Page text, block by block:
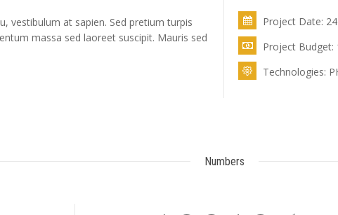
vestibulum at sapien. Sed pretium turpis
massa sed laoreet suscipit. Mauris sed
Project Date:
Project Budget:
Technologies:
Numbers